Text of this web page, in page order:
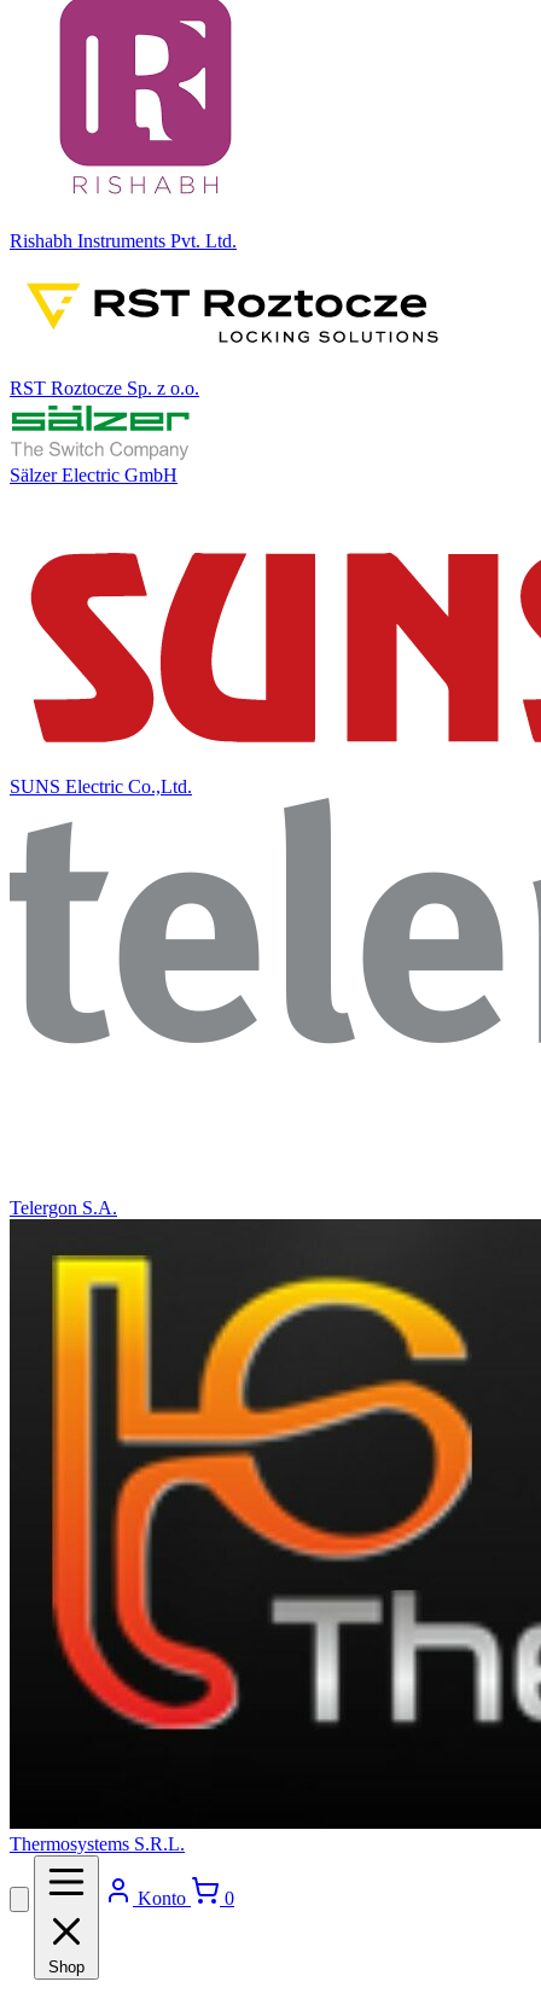
Rishabh Instruments Pvt. Ltd.
RST Roztocze Sp. z o.o.
Sälzer Electric GmbH
SUNS Electric Co.,Ltd.
Telergon S.A.
Thermosystems S.R.L.
Shop
Konto 0